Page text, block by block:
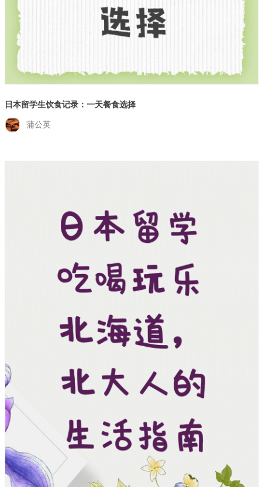
日本留学生饮食记录：一天餐食选择
蒲公英